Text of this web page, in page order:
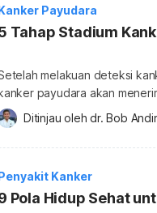
Payudara
Tahap Stadium
melakuan deteksi
payudara akan
Beberapa
ada juga yang lebih dianjurkan mengikuti
kanker payudara stadium 1
yang menentukan […]
Ditinjau oleh dr. Bob
Kanker
Pola Hidup Sehat